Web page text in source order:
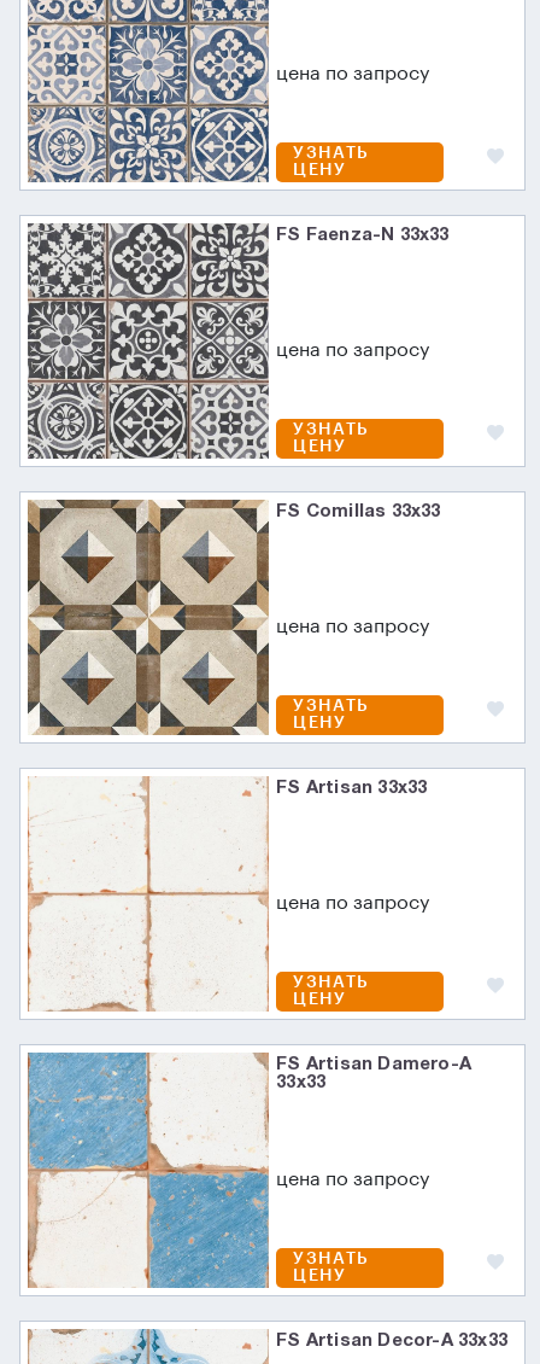
цена по запросу
УЗНАТЬ
ЦЕНУ
FS Faenza-N 33x33
цена по запросу
УЗНАТЬ
ЦЕНУ
FS Comillas 33x33
цена по запросу
УЗНАТЬ
ЦЕНУ
FS Artisan 33x33
цена по запросу
УЗНАТЬ
ЦЕНУ
FS Artisan Damero-A
33х33
цена по запросу
УЗНАТЬ
ЦЕНУ
FS Artisan Decor-A 33х33